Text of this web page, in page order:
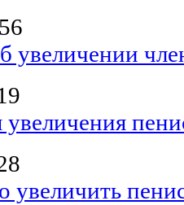
увеличении
увеличить